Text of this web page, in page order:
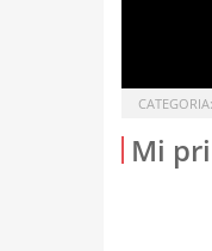
CATEGORIA:
Mi